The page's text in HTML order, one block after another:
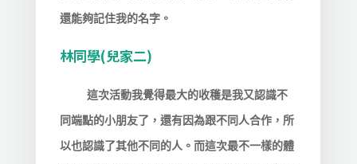
還能夠記住我的名字。
林同學(兒家二)
這次活動我覺得最大的收穫是我又認識不
同端點的小朋友了，還有因為跟不同人合作，所
以也認識了其他不同的人。而這次最不一樣的體